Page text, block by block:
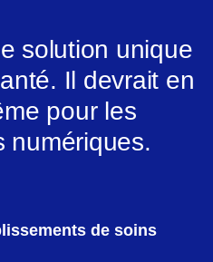
solution unique
Il devrait en
pour les
numériques.
de soins